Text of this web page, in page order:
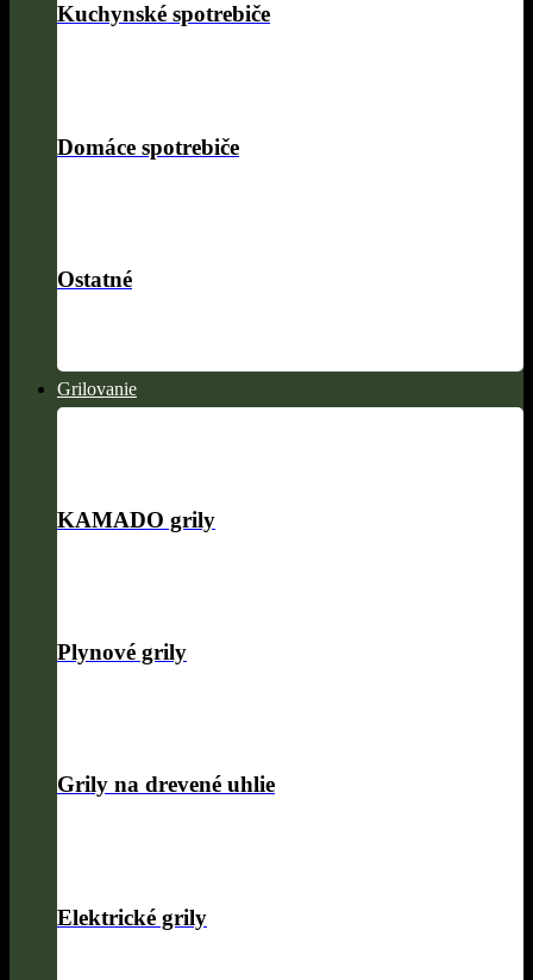
Kuchynské spotrebiče
Domáce spotrebiče
Ostatné
Grilovanie
KAMADO grily
Plynové grily
Grily na drevené uhlie
Elektrické grily